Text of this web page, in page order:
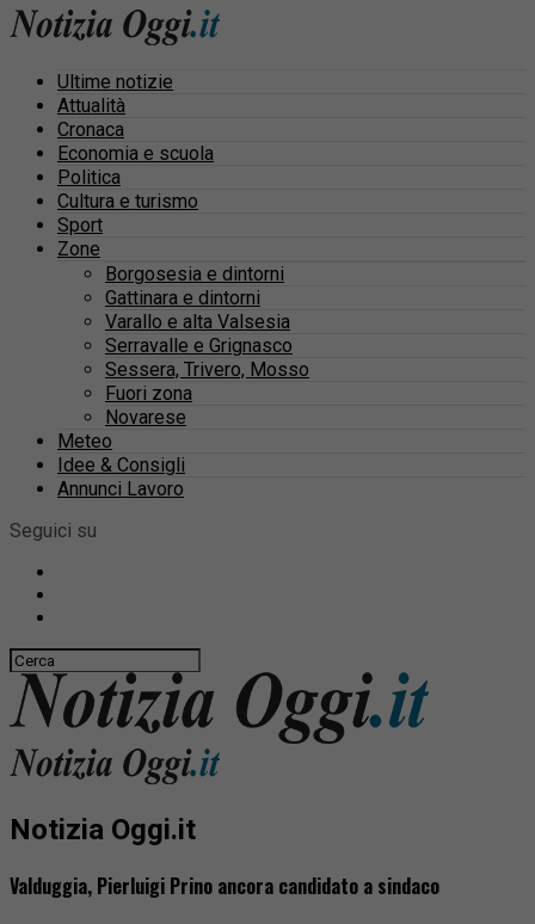
Ultime notizie
Attualità
Cronaca
Economia e scuola
Politica
Cultura e turismo
Sport
Zone
Borgosesia e dintorni
Gattinara e dintorni
Varallo e alta Valsesia
Serravalle e Grignasco
Sessera, Trivero, Mosso
Fuori zona
Novarese
Meteo
Idee & Consigli
Annunci Lavoro
Seguici su
Notizia Oggi.it
Valduggia, Pierluigi Prino ancora candidato a sindaco